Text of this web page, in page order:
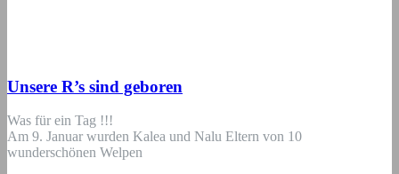
Unsere R’s sind geboren
Was für ein Tag !!!
Am 9. Januar wurden Kalea und Nalu Eltern von 10
wunderschönen Welpen